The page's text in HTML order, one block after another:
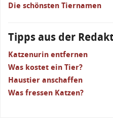
Die schönsten Tiernamen
Tipps aus der
Katzenurin entfernen
Was kostet ein Tier?
Haustier anschaffen
Was fressen Katzen?